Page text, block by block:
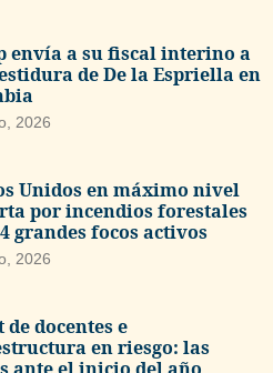
envía a su fiscal interino a
de De la Espriella en
2026
Unidos en máximo nivel
por incendios forestales
grandes focos activos
2026
de docentes e
en riesgo: las